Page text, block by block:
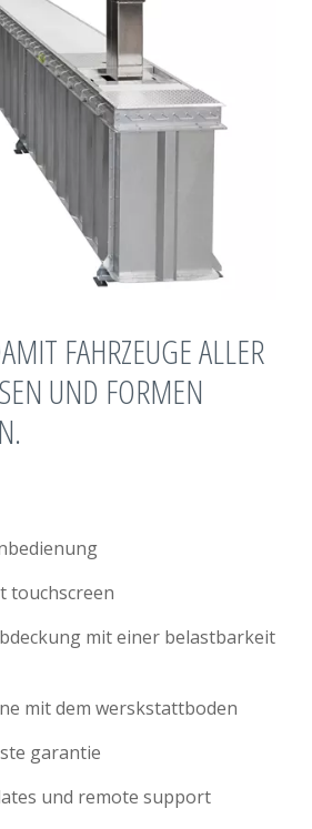
FAHRZEUGE ALLER
UND FORMEN W
touchscreen
mit einer belastbarkeit
mit dem werskstattboden
garantie
und remote support